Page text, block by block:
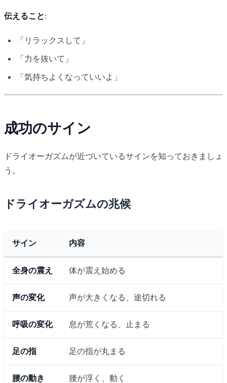
伝えること:
「リラックスして」
「力を抜いて」
「気持ちよくなっていいよ」
成功のサイン
ドライオーガズムが近づいているサインを知っておきましょ
う。
ドライオーガズムの兆候
サイン 内容
全身の震え 体が震え始める
声の変化 声が大きくなる、途切れる
呼吸の変化 息が荒くなる、止まる
足の指 足の指が丸まる
腰の動き 腰が浮く、動く